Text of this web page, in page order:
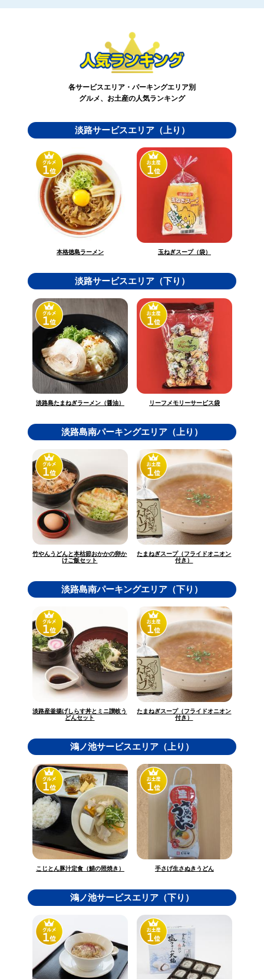
各サービスエリア・パーキングエリア別
グルメ、お土産の人気ランキング
淡路サービスエリア（上り）
本格徳島ラーメン 玉ねぎスープ（袋）
淡路サービスエリア（下り）
淡路島たまねぎラーメン（醤油） リーフメモリーサービス袋
淡路島南パーキングエリア（上り）
竹やんうどんと本枯節おかかの卵か
けご飯セット
たまねぎスープ（フライドオニオン
付き）
淡路島南パーキングエリア（下り）
淡路産釜揚げしらす丼とミニ讃岐う
どんセット
たまねぎスープ（フライドオニオン
付き）
鴻ノ池サービスエリア（上り）
こじとん豚汁定食（鯖の照焼き） 手さげ生さぬきうどん
鴻ノ池サービスエリア（下り）